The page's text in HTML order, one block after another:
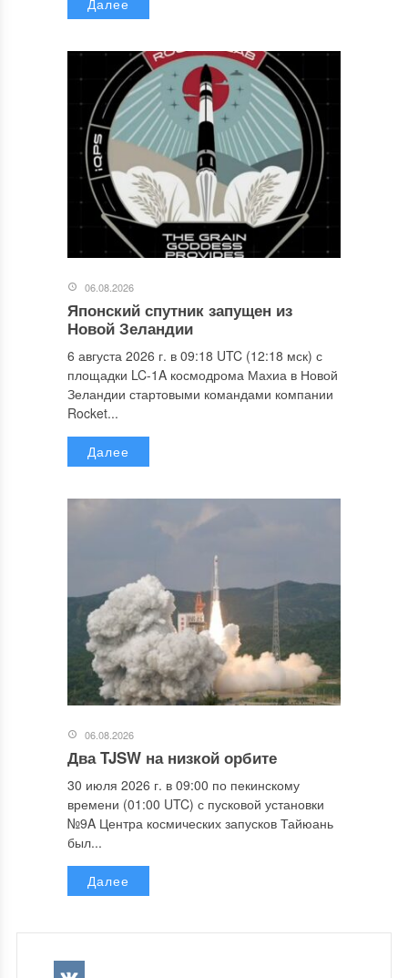
06.08.2026
Японский спутник запущен из
Новой Зеландии
6 августа 2026 г. в 09:18 UTC (12:18 мск) с
площадки LC-1A космодрома Махиа в Новой
Зеландии стартовыми командами компании
Rocket...
Далее
06.08.2026
Два TJSW на низкой орбите
30 июля 2026 г. в 09:00 по пекинскому
времени (01:00 UTC) с пусковой установки
№9A Центра космических запусков Тайюань
был...
Далее